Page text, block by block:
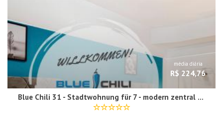
média diária
R$ 224,76
Blue Chili 31 - Stadtwohnung für 7 - modern zentral Karlshorst Wlan